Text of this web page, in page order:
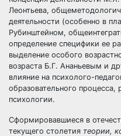
Леонтьева,
деятельности (особенно в
Рубинштейном,
определение специфики ее
выделение особого
возраста Б.Г. Ананьевым и
влияние на психолого-
образовательного процесса,
психологии.
Сформировавшиеся в
текущего столетия теории,